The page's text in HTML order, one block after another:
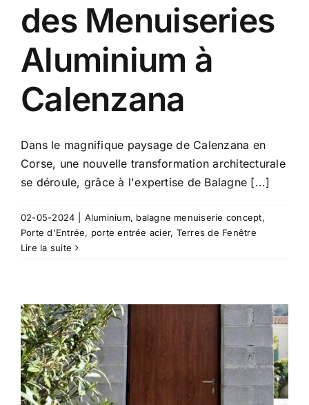
des Menuiseries
Aluminium à
Calenzana
Dans le magnifique paysage de Calenzana en
Corse, une nouvelle transformation architecturale
se déroule, grâce à l'expertise de Balagne [...]
02-05-2024 Aluminium, balagne menuiserie concept,
Porte d'Entrée, porte entrée acier, Terres de Fenêtre
Lire la suite